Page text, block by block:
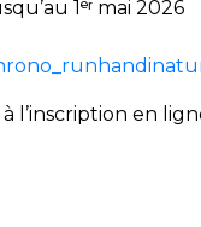
1ᵉʳ mai 2026
l’inscription en